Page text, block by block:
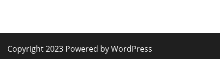
Copyright 2023 Powered by WordPress